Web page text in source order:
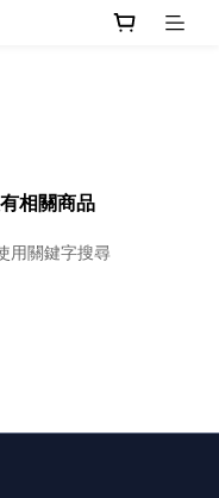
相關商品
用關鍵字搜尋